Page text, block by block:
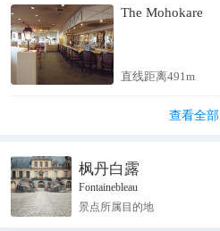
The Mohokare
直线距离491m
查看全部
枫丹白露
Fontainebleau
景点所属目的地